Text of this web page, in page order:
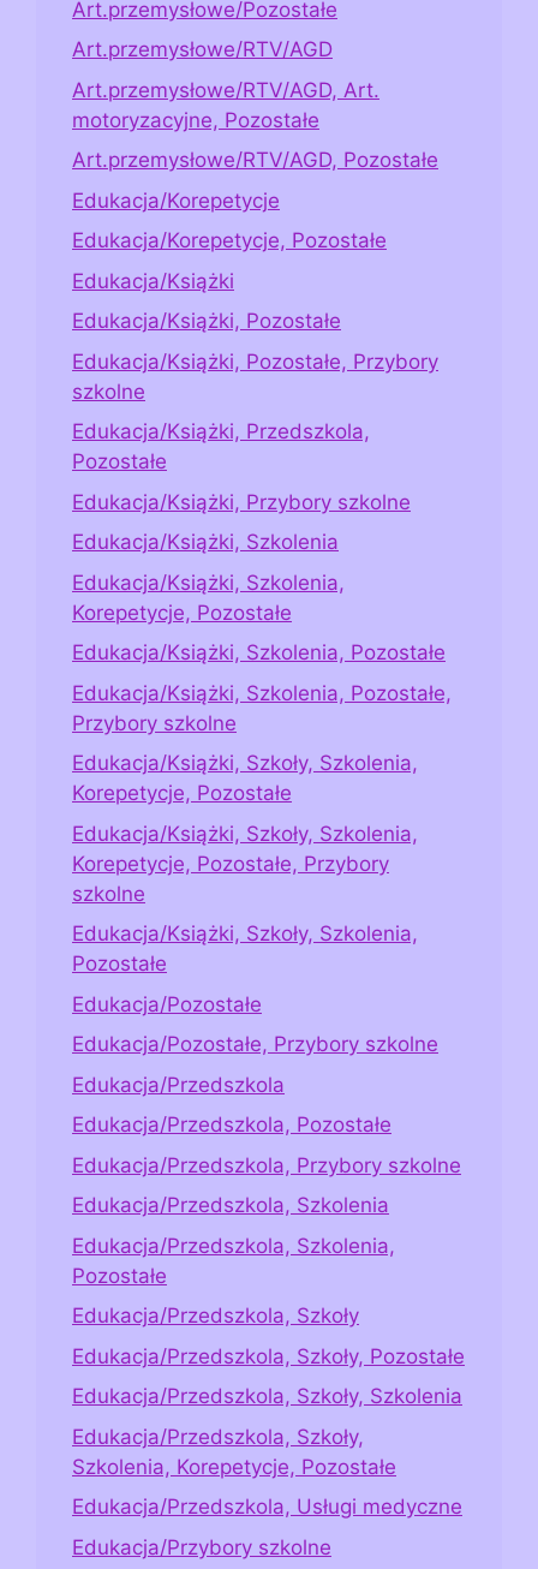
Art.przemysłowe/Pozostałe
Art.przemysłowe/RTV/AGD
Art.przemysłowe/RTV/AGD, Art.
motoryzacyjne, Pozostałe
Art.przemysłowe/RTV/AGD, Pozostałe
Edukacja/Korepetycje
Edukacja/Korepetycje, Pozostałe
Edukacja/Książki
Edukacja/Książki, Pozostałe
Edukacja/Książki, Pozostałe, Przybory
szkolne
Edukacja/Książki, Przedszkola,
Pozostałe
Edukacja/Książki, Przybory szkolne
Edukacja/Książki, Szkolenia
Edukacja/Książki, Szkolenia,
Korepetycje, Pozostałe
Edukacja/Książki, Szkolenia, Pozostałe
Edukacja/Książki, Szkolenia, Pozostałe,
Przybory szkolne
Edukacja/Książki, Szkoły, Szkolenia,
Korepetycje, Pozostałe
Edukacja/Książki, Szkoły, Szkolenia,
Korepetycje, Pozostałe, Przybory
szkolne
Edukacja/Książki, Szkoły, Szkolenia,
Pozostałe
Edukacja/Pozostałe
Edukacja/Pozostałe, Przybory szkolne
Edukacja/Przedszkola
Edukacja/Przedszkola, Pozostałe
Edukacja/Przedszkola, Przybory szkolne
Edukacja/Przedszkola, Szkolenia
Edukacja/Przedszkola, Szkolenia,
Pozostałe
Edukacja/Przedszkola, Szkoły
Edukacja/Przedszkola, Szkoły, Pozostałe
Edukacja/Przedszkola, Szkoły, Szkolenia
Edukacja/Przedszkola, Szkoły,
Szkolenia, Korepetycje, Pozostałe
Edukacja/Przedszkola, Usługi medyczne
Edukacja/Przybory szkolne